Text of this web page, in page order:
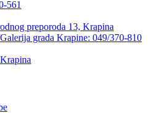
561
preporoda 13, Krapina
grada Krapine: 049/370-810